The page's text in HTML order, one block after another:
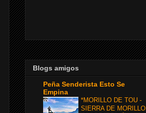
Blogs amigos
Peña Senderista Esto Se
Empina
*MORILLO DE TOU -
SIERRA DE MORILLO